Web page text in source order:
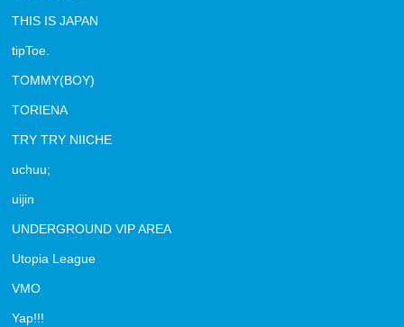
THIS IS JAPAN
tipToe.
TOMMY(BOY)
TORIENA
TRY TRY NIICHE
uchuu;
uijin
UNDERGROUND VIP AREA
Utopia League
VMO
Yap!!!